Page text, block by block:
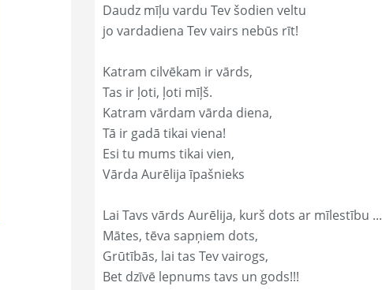
Daudz mīļu vardu Tev šodien veltu
jo vardadiena Tev vairs nebūs rīt!
Katram cilvēkam ir vārds,
Tas ir ļoti, ļoti mīļš.
Katram vārdam vārda diena,
Tā ir gadā tikai viena!
Esi tu mums tikai vien,
Vārda Aurēlija īpašnieks
Lai Tavs vārds Aurēlija, kurš dots ar mīlestību ...
Mātes, tēva sapņiem dots,
Grūtībās, lai tas Tev vairogs,
Bet dzīvē lepnums tavs un gods!!!